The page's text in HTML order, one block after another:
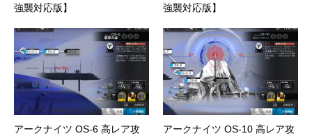
強襲対応版】
強襲対応版】
アークナイツ OS-6 高レア攻
アークナイツ OS-10 高レア攻